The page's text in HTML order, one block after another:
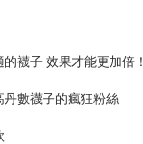
襪子 效果才能更加倍！
數襪子的瘋狂粉絲